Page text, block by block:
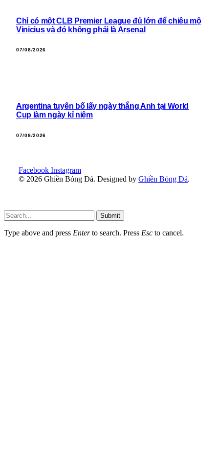
Chỉ có một CLB Premier League đủ lớn để chiêu mộ
Vinicius và đó không phải là Arsenal
07/08/2026
Argentina tuyên bố lấy ngày thắng Anh tại World
Cup làm ngày kỉ niệm
07/08/2026
Facebook Instagram
© 2026 Ghiền Bóng Đá. Designed by Ghiền Bóng Đá.
Submit
Type above and press Enterto search. Press Esc to cancel.